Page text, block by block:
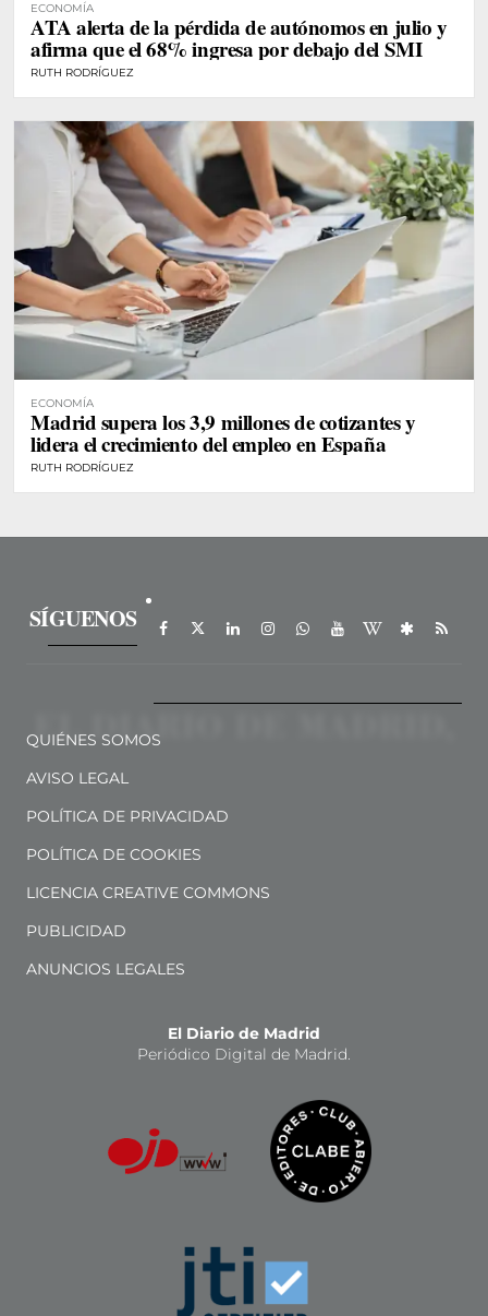
ECONOMÍA
ATA alerta de la pérdida de autónomos en julio y
afirma que el 68% ingresa por debajo del SMI
RUTH RODRÍGUEZ
ECONOMÍA
Madrid supera los 3,9 millones de cotizantes y
lidera el crecimiento del empleo en España
RUTH RODRÍGUEZ
SÍGUENOS
QUIÉNES SOMOS
AVISO LEGAL
POLÍTICA DE PRIVACIDAD
POLÍTICA DE COOKIES
LICENCIA CREATIVE COMMONS
PUBLICIDAD
ANUNCIOS LEGALES
El Diario de Madrid
Periódico Digital de Madrid.